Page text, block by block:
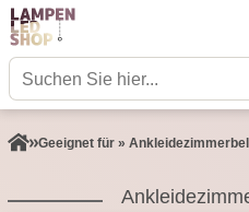
Geeignet für »